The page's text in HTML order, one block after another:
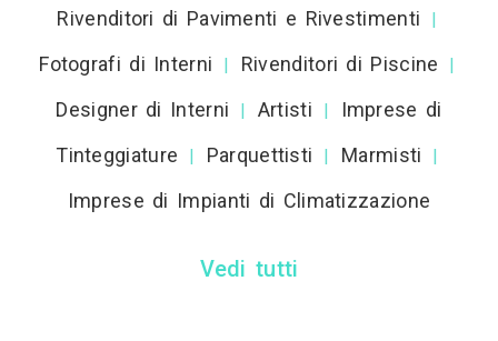
Rivenditori di Pavimenti e Rivestimenti |
Fotografi di Interni | Rivenditori di Piscine |
Designer di Interni | Artisti |
Imprese di
Tinteggiature
| Parquettisti | Marmisti |
Imprese di Impianti di Climatizzazione
Vedi tutti